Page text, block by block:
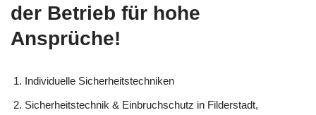
der Betrieb für hohe
Ansprüche!
Individuelle Sicherheitstechniken
Sicherheitstechnik & Einbruchschutz in Filderstadt,